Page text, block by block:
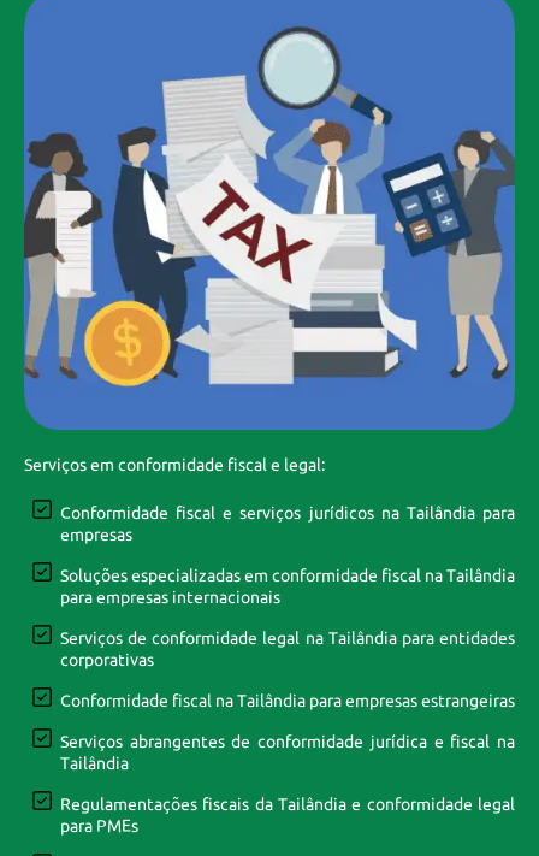
Serviços em conformidade fiscal e legal:
Conformidade fiscal e serviços jurídicos na Tailândia para
empresas
Soluções especializadas em conformidade fiscal na Tailândia
para empresas internacionais
Serviços de conformidade legal na Tailândia para entidades
corporativas
Conformidade fiscal na Tailândia para empresas estrangeiras
Serviços abrangentes de conformidade jurídica e fiscal na
Tailândia
Regulamentações fiscais da Tailândia e conformidade legal
para PMEs